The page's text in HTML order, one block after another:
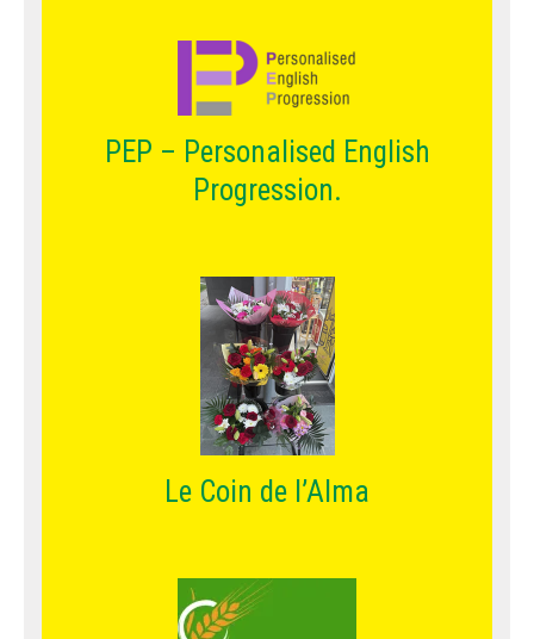
PEP – Personalised English
Progression.
Le Coin de l’Alma